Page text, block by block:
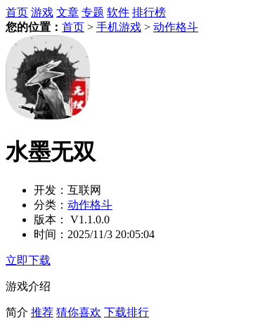
首页 游戏 文章 专题 软件 排行榜
您的位置： 首页 > 手机游戏 > 动作格斗
水墨无双
开发： 互联网
分类： 动作格斗
版本：
V1.1.0.0
时间： 2025/11/3 20:05:04
立即下载
游戏介绍
简介 推荐 猜你喜欢 下载排行